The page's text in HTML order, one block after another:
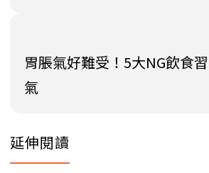
胃脹氣好難受！5大NG飲食
氣
延伸閱讀